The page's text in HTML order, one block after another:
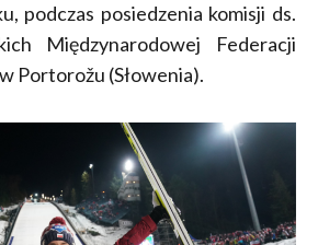
podczas posiedzenia komisji ds.
Międzynarodowej Federacji
Portorožu (Słowenia).